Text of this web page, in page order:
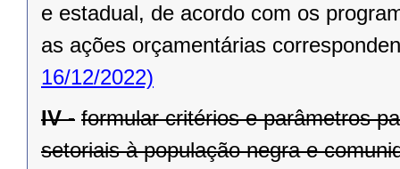
e estadual, de acordo com os
as ações orçamentárias
16/12/2022)
IV - formular critérios e parâmetros
setoriais à população negra e